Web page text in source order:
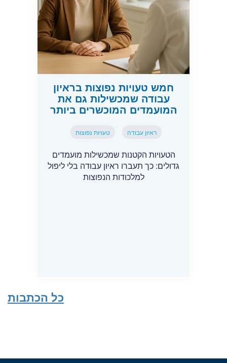
חמש טעויות נפוצות בראיון
עבודה שמכשילות גם את
המועמדים המוכשרים ביותר
ראיון עבודה טעויות נפוצות
הטעויות הקטנות שמכשילות מועמדים
גדולים: כך תעברו ראיון עבודה בלי ליפול
למלכודות הנפוצות
כל הכתבות